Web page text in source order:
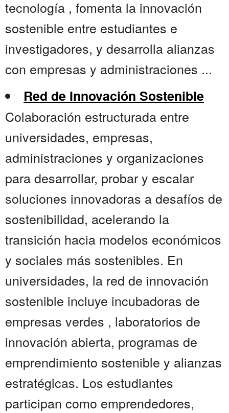
tecnología , fomenta la innovación
sostenible entre estudiantes e
investigadores, y desarrolla alianzas
con empresas y administraciones ...
Red de Innovación Sostenible
Colaboración estructurada entre
universidades, empresas,
administraciones y organizaciones
para desarrollar, probar y escalar
soluciones innovadoras a desafíos de
sostenibilidad, acelerando la
transición hacia modelos económicos
y sociales más sostenibles. En
universidades, la red de innovación
sostenible incluye incubadoras de
empresas verdes , laboratorios de
innovación abierta, programas de
emprendimiento sostenible y alianzas
estratégicas. Los estudiantes
participan como emprendedores,